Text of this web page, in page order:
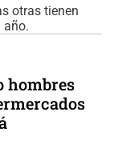
otras tienen
año.
hombres